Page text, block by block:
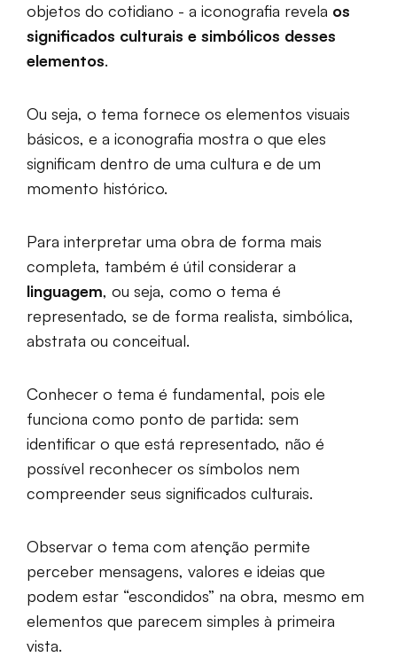
objetos do cotidiano - a iconografia revela os
significados culturais e simbólicos desses
elementos.
Ou seja, o tema fornece os elementos visuais
básicos, e a iconografia mostra o que eles
significam dentro de uma cultura e de um
momento histórico.
Para interpretar uma obra de forma mais
completa, também é útil considerar a
linguagem, ou seja, como o tema é
representado, se de forma realista, simbólica,
abstrata ou conceitual.
Conhecer o tema é fundamental, pois ele
funciona como ponto de partida: sem
identificar o que está representado, não é
possível reconhecer os símbolos nem
compreender seus significados culturais.
Observar o tema com atenção permite
perceber mensagens, valores e ideias que
podem estar “escondidos” na obra, mesmo em
elementos que parecem simples à primeira
vista.